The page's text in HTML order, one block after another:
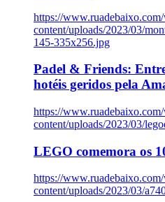
https://
content/uploads/2023/03/
145-335x256.jpg
Padel & Friends:
hotéis geridos pela
https://
content/uploads/2023/03/
LEGO comemora os
https://
content/uploads/2023/03/